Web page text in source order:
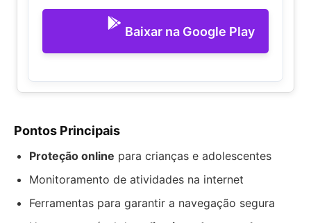
Baixar na Google Play
Pontos Principais
Proteção online para crianças e adolescentes
Monitoramento de atividades na internet
Ferramentas para garantir a navegação segura